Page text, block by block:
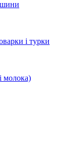
і турки
молока)